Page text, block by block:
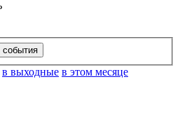
в выходные в этом месяце